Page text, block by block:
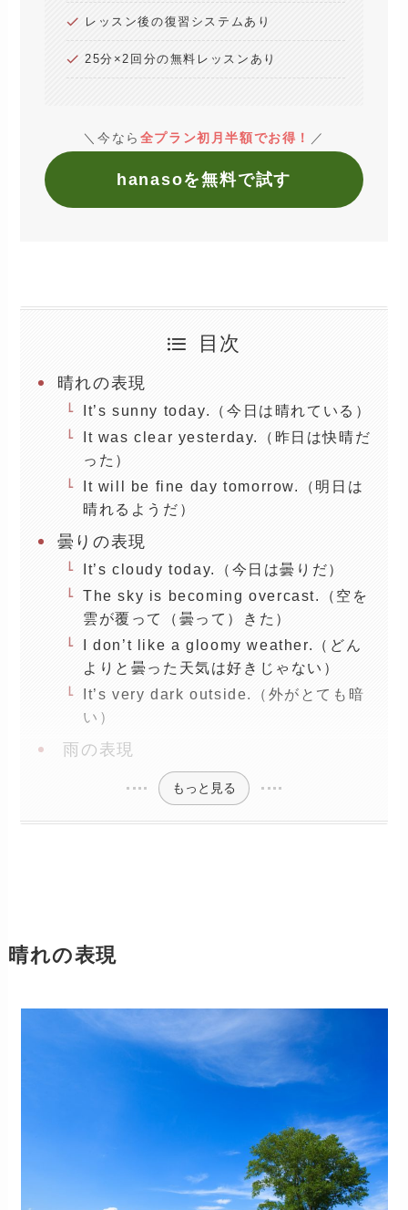
レッスン後の復習システムあり
25分×2回分の無料レッスンあり
＼今なら 全プラン初月半額でお得！ ／
hanasoを無料で試す
目次
晴れの表現
It’s sunny today.（今日は晴れている）
It was clear yesterday.（昨日は快晴だ
った）
It will be fine day tomorrow.（明日は
晴れるようだ）
曇りの表現
It’s cloudy today.（今日は曇りだ）
The sky is becoming overcast.（空を
雲が覆って（曇って）きた）
I don’t like a gloomy weather.（どん
よりと曇った天気は好きじゃない）
It’s very dark outside.（外がとても暗
い）
雨の表現
もっと見る
晴れの表現